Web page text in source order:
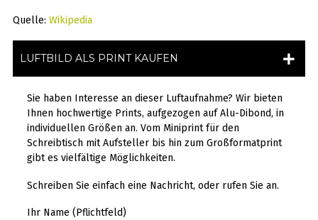
Quelle: Wikipedia
LUFTBILD ALS PRINT KAUFEN
Sie haben Interesse an dieser Luftaufnahme? Wir bieten
Ihnen hochwertige Prints, aufgezogen auf Alu-Dibond, in
individuellen Größen an. Vom Miniprint für den
Schreibtisch mit Aufsteller bis hin zum Großformatprint
gibt es vielfältige Möglichkeiten.
Schreiben Sie einfach eine Nachricht, oder rufen Sie an.
Ihr Name (Pflichtfeld)